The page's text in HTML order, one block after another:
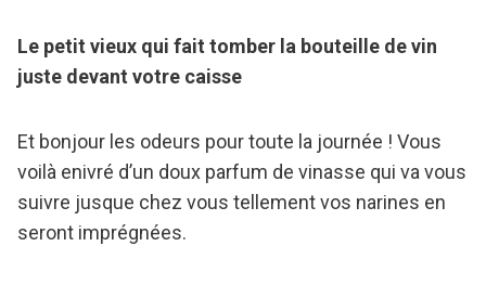
Le petit vieux qui fait tomber la bouteille de vin
juste devant votre caisse
Et bonjour les odeurs pour toute la journée ! Vous
voilà enivré d’un doux parfum de vinasse qui va vous
suivre jusque chez vous tellement vos narines en
seront imprégnées.